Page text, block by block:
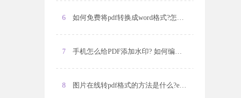
6 如何免费将pdf转换成word格式?怎么对pdf文件进行拆分?
7 手机怎么给PDF添加水印? 如何编辑pdf文件呢?
8 图片在线转pdf格式的方法是什么?excel文件如何转换成pdf格式?